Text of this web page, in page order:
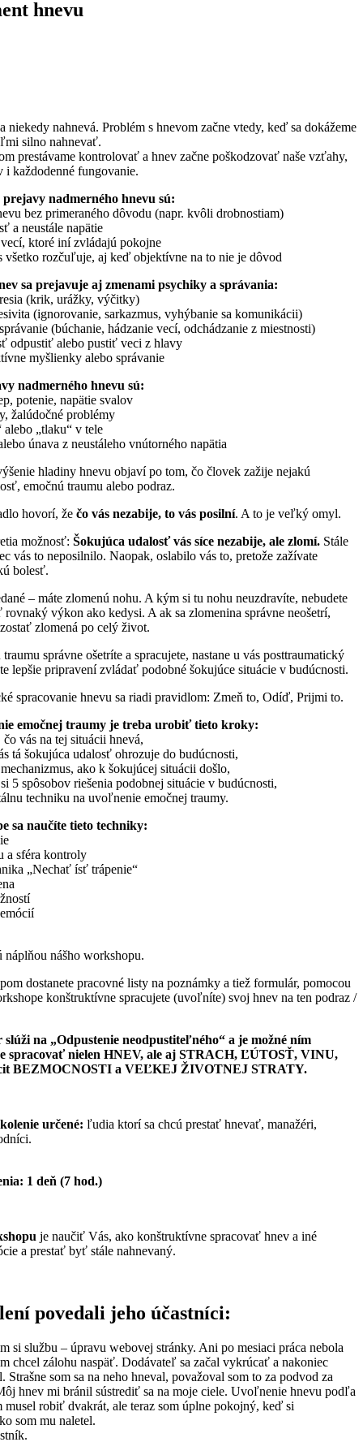
hnevu
niekedy nahnevá. Problém s hnevom začne vtedy, keď sa dokážeme
silno nahnevať.
prestávame kontrolovať a hnev začne poškodzovať naše vzťahy,
i každodenné fungovanie.
prejavy nadmerného hnevu sú:
bez primeraného dôvodu (napr. kvôli drobnostiam)
a neustále napätie
ktoré iní zvládajú pokojne
všetko rozčuľuje, aj keď objektívne na to nie je dôvod
sa prejavuje aj zmenami psychiky a správania:
(krik, urážky, výčitky)
(ignorovanie, sarkazmus, vyhýbanie sa komunikácii)
(búchanie, hádzanie vecí, odchádzanie z miestnosti)
odpustiť alebo pustiť veci z hlavy
myšlienky alebo správanie
nadmerného hnevu sú:
potenie, napätie svalov
žalúdočné problémy
alebo „tlaku“ v tele
únava z neustáleho vnútorného napätia
hladiny hnevu objaví po tom, čo človek zažije nejakú
emočnú traumu alebo podraz.
hovorí, že čo vás nezabije, to vás posilní. A to je veľký omyl.
možnosť: Šokujúca udalosť vás síce nezabije, ale zlomí. Stále
vás to neposilnilo. Naopak, oslabilo vás to, pretože zažívate
bolesť.
– máte zlomenú nohu. A kým si tu nohu neuzdravíte, nebudete
výkon ako kedysi. A ak sa zlomenina správne neošetrí,
zlomená po celý život.
správne ošetríte a spracujete, nastane u vás posttraumatický
lepšie pripravení zvládať podobné šokujúce situácie v budúcnosti.
spracovanie hnevu sa riadi pravidlom: Zmeň to, Odíď, Prijmi to.
emočnej traumy je treba urobiť tieto kroky:
vás na tej situácii hnevá,
tá šokujúca udalosť ohrozuje do budúcnosti,
ako k šokujúcej situácii došlo,
5 spôsobov riešenia podobnej situácie v budúcnosti,
techniku na uvoľnenie emočnej traumy.
sa naučíte tieto techniky:
a sféra kontroly
„Nechať ísť trápenie“
náplňou nášho workshopu.
dostanete pracovné listy na poznámky a tiež formulár, pomocou
konštruktívne spracujete (uvoľníte) svoj hnev na ten podraz /
na „Odpustenie neodpustiteľného“ a je možné ním
spracovať nielen HNEV, ale aj STRACH, ĽÚTOSŤ, VINU,
BEZMOCNOSTI a VEĽKEJ ŽIVOTNEJ STRATY.
určené: ľudia ktorí sa chcú prestať hnevať, manažéri,
1 deň (7 hod.)
je naučiť Vás, ako konštruktívne spracovať hnev a iné
a prestať byť stále nahnevaný.
povedali jeho účastníci:
si službu – úpravu webovej stránky. Ani po mesiaci práca nebola
chcel zálohu naspäť. Dodávateľ sa začal vykrúcať a nakoniec
Strašne som sa na neho hneval, považoval som to za podvod za
hnev mi bránil sústrediť sa na moje ciele. Uvoľnenie hnevu podľa
musel robiť dvakrát, ale teraz som úplne pokojný, keď si
som mu naletel.